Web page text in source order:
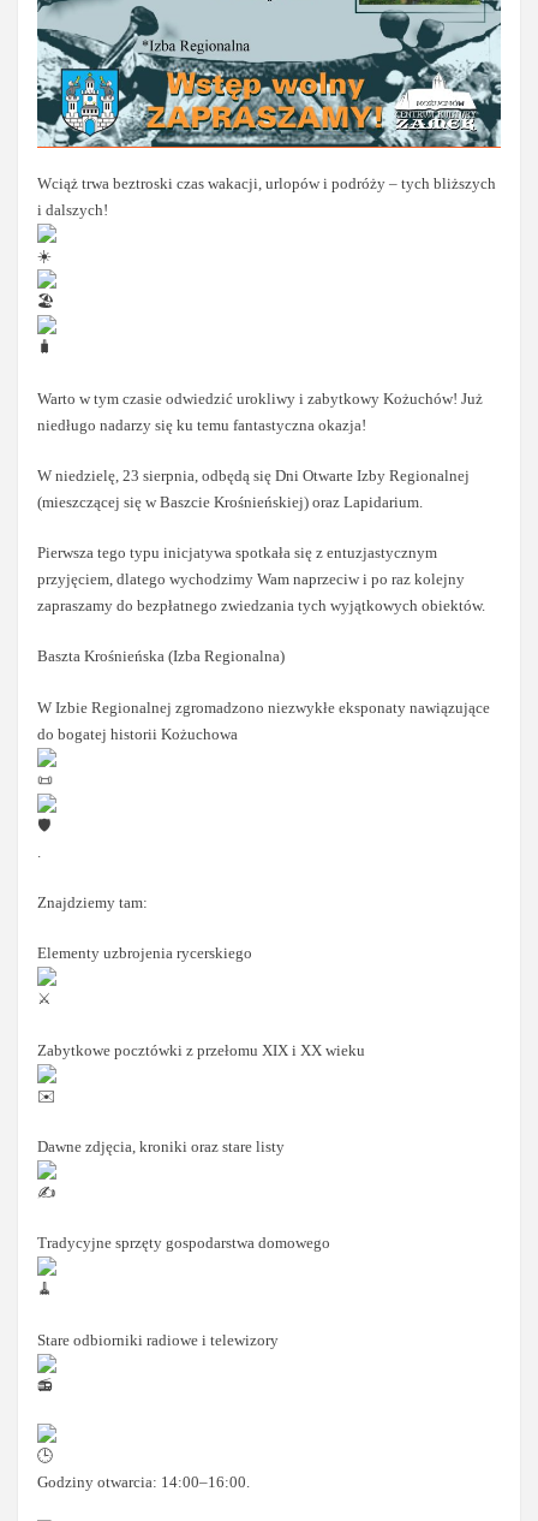
Wciąż trwa beztroski czas wakacji, urlopów i podróży – tych bliższych
i dalszych!
Warto w tym czasie odwiedzić urokliwy i zabytkowy Kożuchów! Już
niedługo nadarzy się ku temu fantastyczna okazja!
W niedzielę, 23 sierpnia, odbędą się Dni Otwarte Izby Regionalnej
(mieszczącej się w Baszcie Krośnieńskiej) oraz Lapidarium.
Pierwsza tego typu inicjatywa spotkała się z entuzjastycznym
przyjęciem, dlatego wychodzimy Wam naprzeciw i po raz kolejny
zapraszamy do bezpłatnego zwiedzania tych wyjątkowych obiektów.
Baszta Krośnieńska (Izba Regionalna)
W Izbie Regionalnej zgromadzono niezwykłe eksponaty nawiązujące
do bogatej historii Kożuchowa
Znajdziemy tam:
Elementy uzbrojenia rycerskiego
Zabytkowe pocztówki z przełomu XIX i XX wieku
Dawne zdjęcia, kroniki oraz stare listy
Tradycyjne sprzęty gospodarstwa domowego
Stare odbiorniki radiowe i telewizory
Godziny otwarcia: 14:00–16:00.